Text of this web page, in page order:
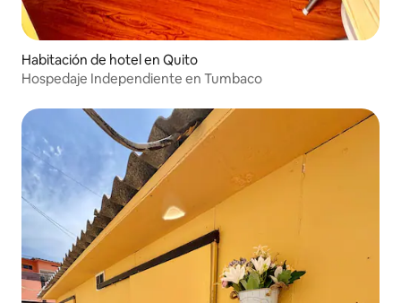
Habitación de hotel en Quito
Hospedaje Independiente en Tumbaco